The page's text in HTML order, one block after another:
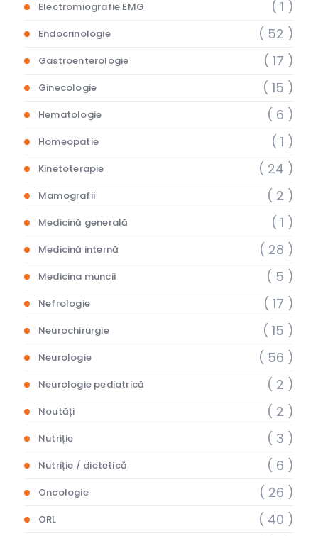
Electromiografie EMG ( 1 )
Endocrinologie ( 52 )
Gastroenterologie ( 17 )
Ginecologie ( 15 )
Hematologie ( 6 )
Homeopatie ( 1 )
Kinetoterapie ( 24 )
Mamografii ( 2 )
Medicină generală ( 1 )
Medicină internă ( 28 )
Medicina muncii ( 5 )
Nefrologie ( 17 )
Neurochirurgie ( 15 )
Neurologie ( 56 )
Neurologie pediatrică ( 2 )
Noutăți ( 2 )
Nutriție ( 3 )
Nutriție / dietetică ( 6 )
Oncologie ( 26 )
ORL ( 40 )